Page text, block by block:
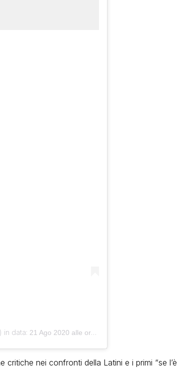
in data: 21 Ago 2020 alle ore 8:18 PDT
nei confronti della Latini e i primi “se l’è